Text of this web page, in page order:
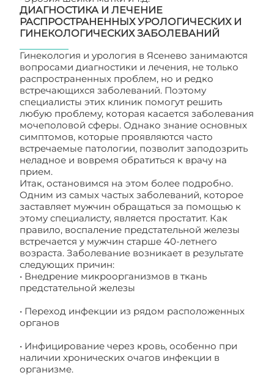
ДИАГНОСТИКА И ЛЕЧЕНИЕ
РАСПРОСТРАНЕННЫХ УРОЛОГИЧЕСКИХ И
ГИНЕКОЛОГИЧЕСКИХ ЗАБОЛЕВАНИЙ
Гинекология и урология в Ясенево занимаются
вопросами диагностики и лечения, не только
распространенных проблем, но и редко
встречающихся заболеваний. Поэтому
специалисты этих клиник помогут решить
любую проблему, которая касается заболевания
мочеполовой сферы. Однако знание основных
симптомов, которые проявляются часто
встречаемые патологии, позволит заподозрить
неладное и вовремя обратиться к врачу на
прием.
Итак, остановимся на этом более подробно.
Одним из самых частых заболеваний, которое
заставляет мужчин обращаться за помощью к
этому специалисту, является простатит. Как
правило, воспаление предстательной железы
встречается у мужчин старше 40-летнего
возраста. Заболевание возникает в результате
следующих причин:
• Внедрение микроорганизмов в ткань
предстательной железы
• Переход инфекции из рядом расположенных
органов
• Инфицирование через кровь, особенно при
наличии хронических очагов инфекции в
организме.